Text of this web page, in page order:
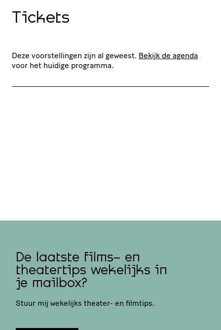
Tickets
Deze voorstellingen zijn al geweest. Bekijk de agenda
voor het huidige programma.
De laatste films- en
theatertips wekelijks in
je mailbox?
Stuur mij wekelijks theater- en filmtips.